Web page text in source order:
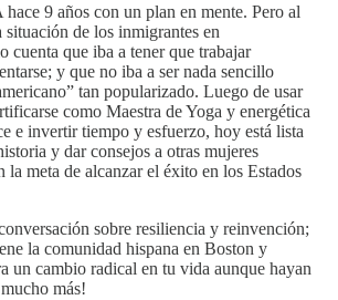
9 años con un plan en mente. Pero al
de los inmigrantes en
cuenta que iba a tener que trabajar
y que no iba a ser nada sencillo
tan popularizado. Luego de usar
como Maestra de Yoga y energética
e invertir tiempo y esfuerzo, hoy está lista
y dar consejos a otras mujeres
la meta de alcanzar el éxito en los Estados
sobre resiliencia y reinvención;
la comunidad hispana en Boston y
un cambio radical en tu vida aunque hayan
más!